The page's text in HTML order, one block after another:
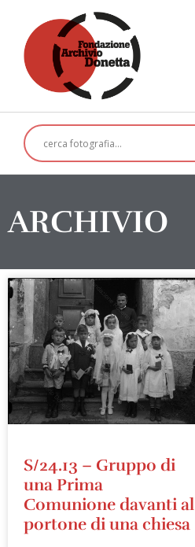
ARCHIVIO
S/24.13 – Gruppo di
una Prima
Comunione davanti al
portone di una chiesa